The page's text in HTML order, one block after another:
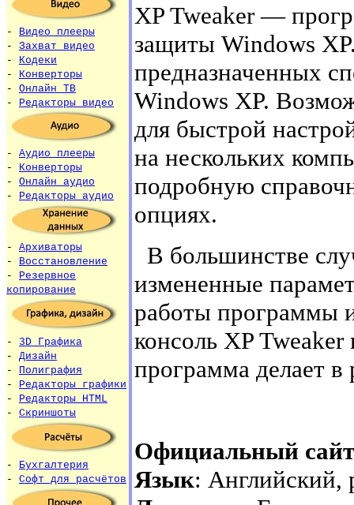
- Видео плееры
- Захват видео
- Кодеки
- Конверторы
- Онлайн ТВ
- Редакторы видео
- Аудио плееры
- Конверторы
- Онлайн аудио
- Редакторы аудио
- Архиваторы
- Восстановление
- Резервное
копирование
- 3D Графика
- Дизайн
- Полиграфия
- Редакторы графики
- Редакторы HTML
- Скриншоты
- Бухгалтерия
- Софт для расчётов
XP Tweaker —
защиты Windows
предназначенных
Windows XP.
для быстрой
на нескольких
подробную
опциях.
В большинстве
измененные
работы программы
консоль XP
программа делает в
Официальный сайт
Язык: Английский,